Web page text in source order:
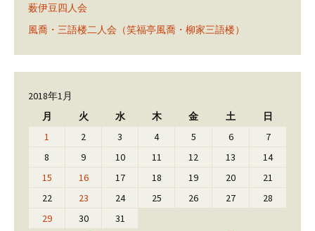
薮伊豆四人会
風喬・三語楼二人会（笑福亭風喬・柳家三語楼）
2018年1月
月
火 水 木 金 土 日
1 2 3 4 5 6
7
8
9 10 11 12 13
14
15
16 17 18 19 20
21
22
23 24 25 26 27
28
29
30 31